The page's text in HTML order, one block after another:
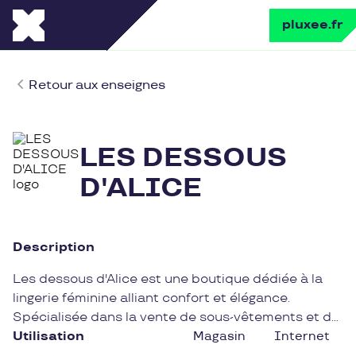
pluxee.fr
Retour aux enseignes
LES DESSOUS
D'ALICE
Description
Les dessous d'Alice est une boutique dédiée à la
lingerie féminine alliant confort et élégance.
Spécialisée dans la vente de sous-vêtements et de
nuisettes raffinées, cette enseigne propose une
Utilisation Magasin Internet